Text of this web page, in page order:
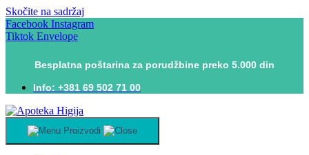
Skočite na sadržaj
Facebook Instagram
Tiktok Envelope
Besplatna poštarina za porudžbine preko 5.000 din
Info: +381 69 502 71 00
Proizvodi